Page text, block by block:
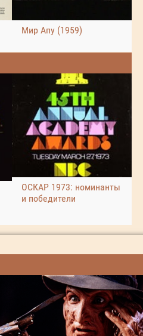
Мир Апу (1959)
ОСКАР 1973: номинанты
и победители